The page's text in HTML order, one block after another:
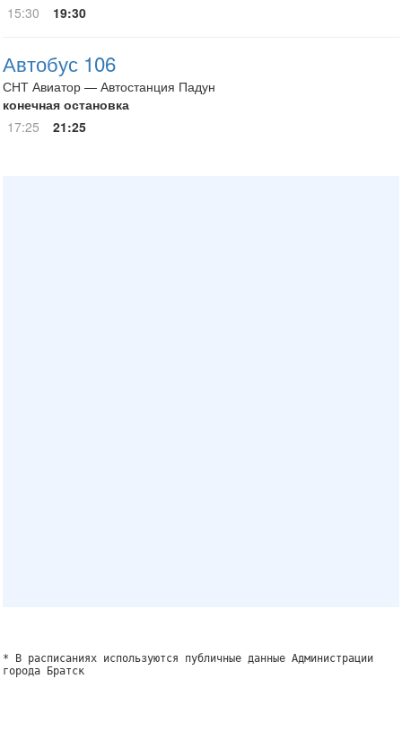
15:30
19:30
Автобус 106
СНТ Авиатор — Автостанция Падун
конечная остановка
17:25
21:25
* В расписаниях используются публичные данные Администрации
города Братск